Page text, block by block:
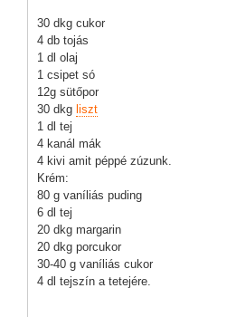
30 dkg cukor
4 db tojás
1 dl olaj
1 csipet só
12g sütőpor
30 dkg liszt
1 dl tej
4 kanál mák
4 kivi amit péppé zúzunk.
Krém:
80 g vaníliás puding
6 dl tej
20 dkg margarin
20 dkg porcukor
30-40 g vaníliás cukor
4 dl tejszín a tetejére.